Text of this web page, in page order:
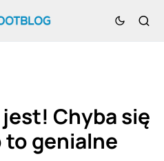
Chyba się
to genialne